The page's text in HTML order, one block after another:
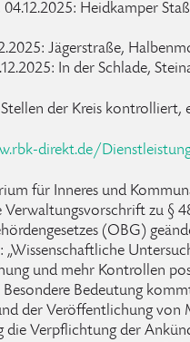
Heidkamper
Jägerstraße,
In der Schlade,
der Kreis kontrolliert,
direkt.de/
für Inneres und
Verwaltungsvorschrift zu §
(OBG)
„Wissenschaftliche
und mehr Kontrollen
Besondere Bedeutung
der Veröffentlichung von
die Verpflichtung der